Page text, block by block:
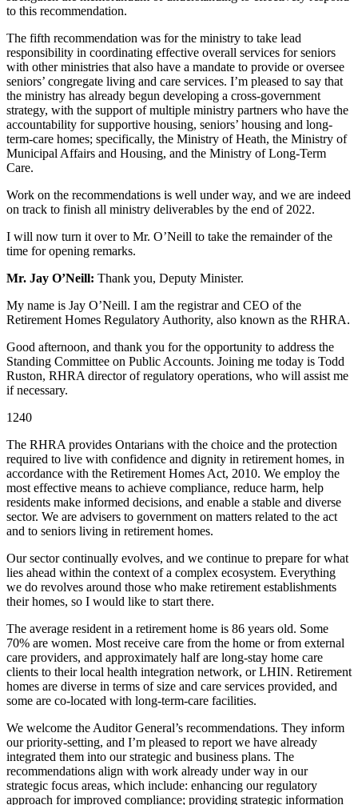
to this recommendation.
The fifth recommendation was for the ministry to take lead
responsibility in coordinating effective overall services for seniors
with other ministries that also have a mandate to provide or oversee
seniors’ congregate living and care services. I’m pleased to say that
the ministry has already begun developing a cross-government
strategy, with the support of multiple ministry partners who have the
accountability for supportive housing, seniors’ housing and long-
term-care homes; specifically, the Ministry of Heath, the Ministry of
Municipal Affairs and Housing, and the Ministry of Long-Term
Care.
Work on the recommendations is well under way, and we are indeed
on track to finish all ministry deliverables by the end of 2022.
I will now turn it over to Mr. O’Neill to take the remainder of the
time for opening remarks.
Mr. Jay O’Neill: Thank you, Deputy Minister.
My name is Jay O’Neill. I am the registrar and CEO of the
Retirement Homes Regulatory Authority, also known as the RHRA.
Good afternoon, and thank you for the opportunity to address the
Standing Committee on Public Accounts. Joining me today is Todd
Ruston, RHRA director of regulatory operations, who will assist me
if necessary.
1240
The RHRA provides Ontarians with the choice and the protection
required to live with confidence and dignity in retirement homes, in
accordance with the Retirement Homes Act, 2010. We employ the
most effective means to achieve compliance, reduce harm, help
residents make informed decisions, and enable a stable and diverse
sector. We are advisers to government on matters related to the act
and to seniors living in retirement homes.
Our sector continually evolves, and we continue to prepare for what
lies ahead within the context of a complex ecosystem. Everything
we do revolves around those who make retirement establishments
their homes, so I would like to start there.
The average resident in a retirement home is 86 years old. Some
70% are women. Most receive care from the home or from external
care providers, and approximately half are long-stay home care
clients to their local health integration network, or LHIN. Retirement
homes are diverse in terms of size and care services provided, and
some are co-located with long-term-care facilities.
We welcome the Auditor General’s recommendations. They inform
our priority-setting, and I’m pleased to report we have already
integrated them into our strategic and business plans. The
recommendations align with work already under way in our
strategic focus areas, which include: enhancing our regulatory
approach for improved compliance; providing strategic information